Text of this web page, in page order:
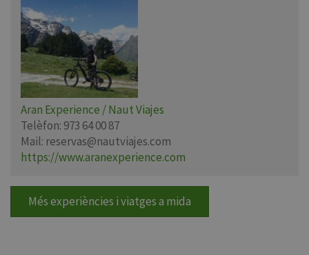
Aran Experience / Naut Viajes
Telèfon: 973 64 00 87
Mail: reservas@nautviajes.com
https://www.aranexperience.com
Més experiències i viatges a mida